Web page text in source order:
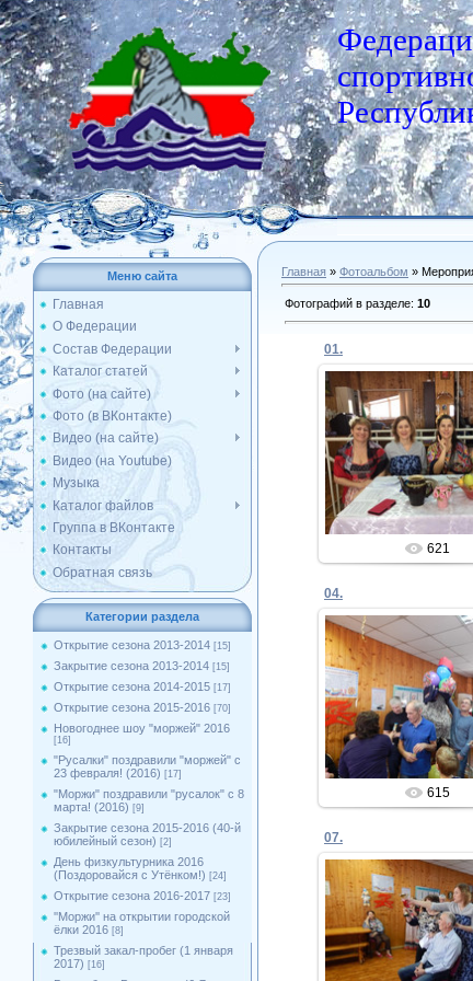
Меню сайта
Главная
О Федерации
Состав Федерации
Каталог статей
Фото (на сайте)
Фото (в ВКонтакте)
Видео (на сайте)
Видео (на Youtube)
Музыка
Каталог файлов
Группа в ВКонтакте
Контакты
Обратная связь
Категории раздела
Открытие сезона 2013-2014 [15]
Закрытие сезона 2013-2014 [15]
Открытие сезона 2014-2015 [17]
Открытие сезона 2015-2016 [70]
Новогоднее шоу "моржей" 2016
[16]
"Русалки" поздравили "моржей" с
23 февраля! (2016) [17]
"Моржи" поздравили "русалок" с 8
марта! (2016) [9]
Закрытие сезона 2015-2016 (40-й
юбилейный сезон) [2]
День физкультурника 2016
(Поздоровайся с Утёнком!) [24]
Открытие сезона 2016-2017 [23]
''Моржи'' на открытии городской
ёлки 2016 [8]
Трезвый закал-пробег (1 января
2017) [16]
Главная » Фотоальбом »
Фотографий в разделе: 10
01.
24.02.2020
Admin
621
04.
24.02.2020
Admin
615
07.
24.02.2020
Admin